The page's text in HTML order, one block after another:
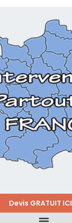
Devis GRATUIT ICI